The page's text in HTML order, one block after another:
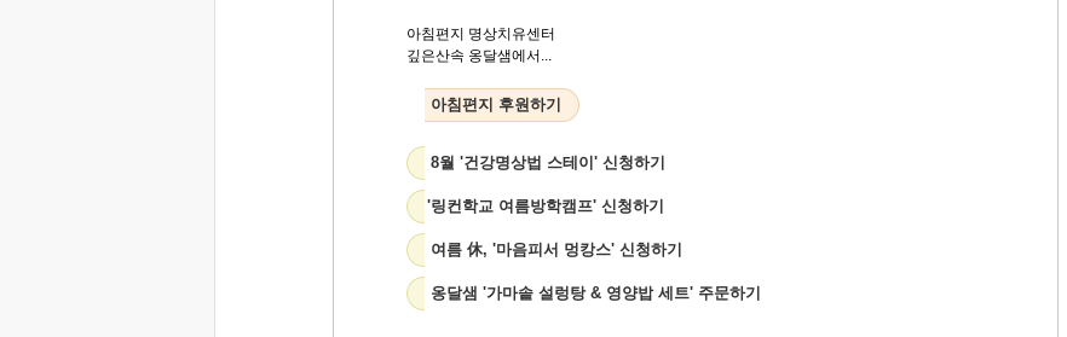
아침편지 명상치유센터
깊은산속 옹달샘에서...
아침편지 후원하기
8월 '건강명상법 스테이' 신청하기
'링컨학교 여름방학캠프' 신청하기
여름 休, '마음피서 멍캉스' 신청하기
옹달샘 '가마솥 설렁탕 & 영양밥 세트' 주문하기